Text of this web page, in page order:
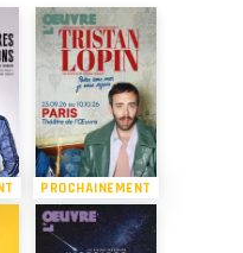
PROCHAINEMENT